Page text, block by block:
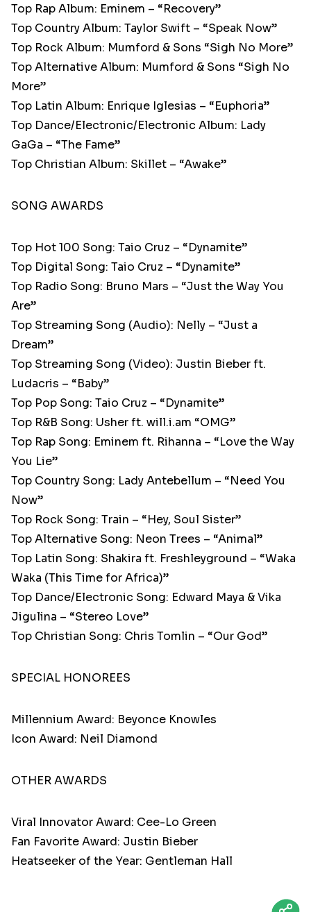
Top Rap Album: Eminem – “Recovery”
Top Country Album: Taylor Swift – “Speak Now”
Top Rock Album: Mumford & Sons “Sigh No More”
Top Alternative Album: Mumford & Sons “Sigh No
More”
Top Latin Album: Enrique Iglesias – “Euphoria”
Top Dance/Electronic/Electronic Album: Lady
GaGa – “The Fame”
Top Christian Album: Skillet – “Awake”
SONG AWARDS
Top Hot 100 Song: Taio Cruz – “Dynamite”
Top Digital Song: Taio Cruz – “Dynamite”
Top Radio Song: Bruno Mars – “Just the Way You
Are”
Top Streaming Song (Audio): Nelly – “Just a
Dream”
Top Streaming Song (Video): Justin Bieber ft.
Ludacris – “Baby”
Top Pop Song: Taio Cruz – “Dynamite”
Top R&B Song: Usher ft. will.i.am “OMG”
Top Rap Song: Eminem ft. Rihanna – “Love the Way
You Lie”
Top Country Song: Lady Antebellum – “Need You
Now”
Top Rock Song: Train – “Hey, Soul Sister”
Top Alternative Song: Neon Trees – “Animal”
Top Latin Song: Shakira ft. Freshleyground – “Waka
Waka (This Time for Africa)”
Top Dance/Electronic Song: Edward Maya & Vika
Jigulina – “Stereo Love”
Top Christian Song: Chris Tomlin – “Our God”
SPECIAL HONOREES
Millennium Award: Beyonce Knowles
Icon Award: Neil Diamond
OTHER AWARDS
Viral Innovator Award: Cee-Lo Green
Fan Favorite Award: Justin Bieber
Heatseeker of the Year: Gentleman Hall